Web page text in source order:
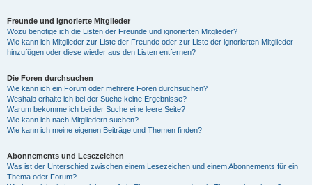
Freunde und ignorierte Mitglieder
Wozu benötige ich die Listen der Freunde und ignorierten Mitglieder?
Wie kann ich Mitglieder zur Liste der Freunde oder zur Liste der ignorierten Mitglieder
hinzufügen oder diese wieder aus den Listen entfernen?
Die Foren durchsuchen
Wie kann ich ein Forum oder mehrere Foren durchsuchen?
Weshalb erhalte ich bei der Suche keine Ergebnisse?
Warum bekomme ich bei der Suche eine leere Seite?
Wie kann ich nach Mitgliedern suchen?
Wie kann ich meine eigenen Beiträge und Themen finden?
Abonnements und Lesezeichen
Was ist der Unterschied zwischen einem Lesezeichen und einem Abonnements für ein
Thema oder Forum?